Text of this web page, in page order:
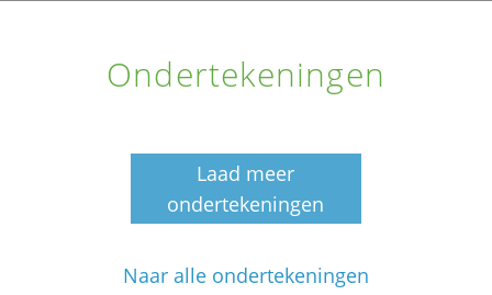
Ondertekeningen
Laad meer
ondertekeningen
Naar alle ondertekeningen